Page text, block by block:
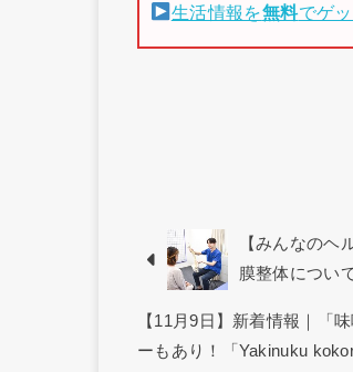
生活情報を無料でゲ
【みんなのヘ
膜整体につい
【11月9日】新着情報｜
ーもあり！「Yakinuku